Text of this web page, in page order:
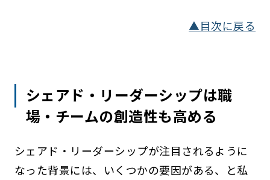
▲目次に戻る
シェアド・リーダーシップは職
場・チームの創造性も高める
シェアド・リーダーシップが注目されるように
なった背景には、いくつかの要因がある、と私